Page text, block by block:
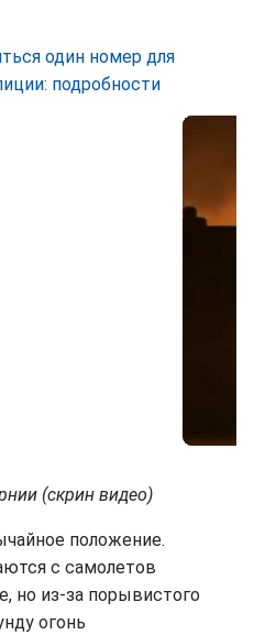
один номер для
подробности
(скрин видео)
положение.
с самолетов
но из-за порывистого
огонь